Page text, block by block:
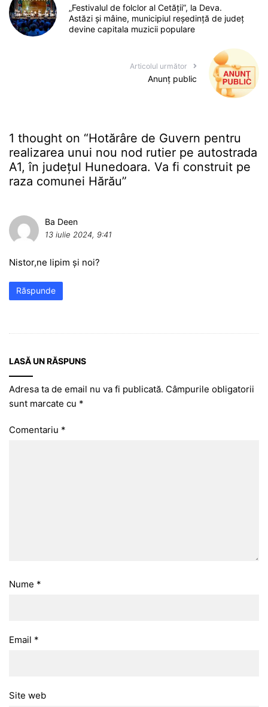
„Festivalul de folclor al Cetății”, la Deva.
Astăzi și mâine, municipiul reședință de județ
devine capitala muzicii populare
Articolul următor
Anunț public
1 thought on “Hotărâre de Guvern pentru
realizarea unui nou nod rutier pe autostrada
A1, în județul Hunedoara. Va fi construit pe
raza comunei Hărău”
Ba Deen
13 iulie 2024, 9:41
Nistor,ne lipim și noi?
Răspunde
LASĂ UN RĂSPUNS
Adresa ta de email nu va fi publicată. Câmpurile obligatorii
sunt marcate cu *
Comentariu *
Nume *
Email *
Site web